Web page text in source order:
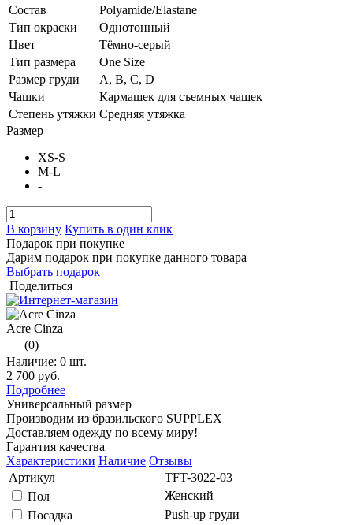
Состав
Polyamide/Elastane
Тип окраски
Однотонный
Цвет
Тёмно-серый
Тип размера
One Size
Размер груди
A, B, C, D
Чашки
Кармашек для съемных чашек
Степень утяжки Средняя утяжка
Размер
XS-S
M-L
-
В корзину Купить в один клик
Подарок при покупке
Дарим подарок при покупке данного товара
Выбрать подарок
Поделиться
Acre Cinza
(0)
Наличие: 0 шт.
2 700 руб.
Подробнее
Универсальный размер
Производим из бразильского SUPPLEX
Доставляем одежду по всему миру!
Гарантия качества
Характеристики Наличие Отзывы
Артикул
TFT-3022-03
Пол
Женский
Посадка
Push-up груди